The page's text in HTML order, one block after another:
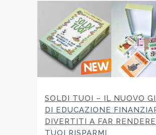
SOLDI TUOI – IL NUOVO
DI EDUCAZIONE
DIVERTITI A FAR RENDERE I
TUOI RISPARMI